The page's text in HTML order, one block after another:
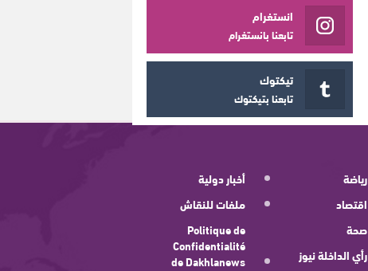
انستغرام
تابعنا بانستغرام
تيكتوك
تابعنا بتيكتوك
رياضة
اقتصاد
صحة
رأي الداخلة نيوز
أخبار دولية
ملفات للنقاش
Politique de
Confidentialité
de Dakhlanews